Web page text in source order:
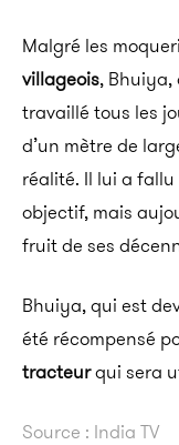
Malgré les
villageois, Bhuiya,
travaillé tous les
d’un mètre de
réalité. Il lui a
objectif, mais
fruit de ses
Bhuiya, qui est
été récompensé
tracteurqui sera
Source : India TV